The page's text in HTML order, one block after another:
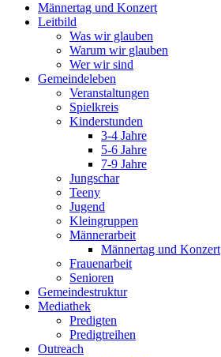
Männertag und Konzert
Leitbild
Was wir glauben
Warum wir glauben
Wer wir sind
Gemeindeleben
Veranstaltungen
Spielkreis
Kinderstunden
3-4 Jahre
5-6 Jahre
7-9 Jahre
Jungschar
Teeny
Jugend
Kleingruppen
Männerarbeit
Männertag und Konzert
Frauenarbeit
Senioren
Gemeindestruktur
Mediathek
Predigten
Predigtreihen
Outreach